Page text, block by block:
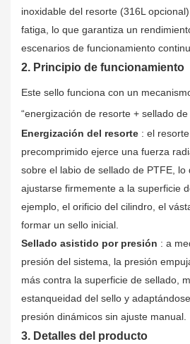
inoxidable del resorte (316L
fatiga, lo que garantiza un
escenarios de funcionamiento
2. Principio de funcionamiento
Este sello funciona con un
“energización de resorte + sellado de
Energización del resorte : el
precomprimido ejerce una fuerza
sobre el labio de sellado de PTFE, lo
ajustarse firmemente a la superficie
ejemplo, el orificio del cilindro, el
formar un sello inicial.
Sellado asistido por presión : a
presión del sistema, la presión
más contra la superficie de sellado,
estanqueidad del sello y
presión dinámicos sin ajuste manual.
3. Detalles del producto